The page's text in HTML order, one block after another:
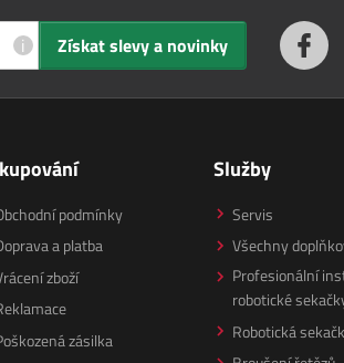
i Získat slevy a novinky
podmínky
a platba
zboží
zásilka
Služby
Servis
Všechny
Profesionální
robotické
Robotická